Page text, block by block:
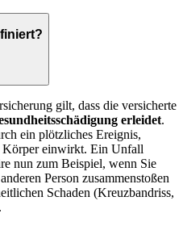
gilt, dass die versicherte
erleidet.
ein plötzliches Ereignis,
Körper einwirkt. Ein Unfall
nun zum Beispiel, wenn Sie
Person zusammenstoßen
Schaden (Kreuzbandriss,